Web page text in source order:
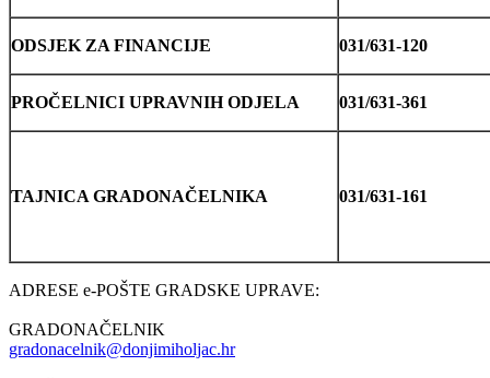
ODSJEK ZA FINANCIJE 031/631-120
PROČELNICI UPRAVNIH ODJELA 031/631-361
TAJNICA GRADONAČELNIKA 031/631-161
ADRESE e-POŠTE GRADSKE UPRAVE:
GRADONAČELNIK
gradonacelnik@donjimiholjac.hr